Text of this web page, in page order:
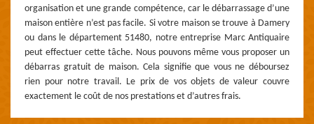
organisation et une grande compétence, car le débarrassage d’une
maison entière n’est pas facile. Si votre maison se trouve à Damery
ou dans le département 51480, notre entreprise Marc Antiquaire
peut effectuer cette tâche. Nous pouvons même vous proposer un
débarras gratuit de maison. Cela signifie que vous ne déboursez
rien pour notre travail. Le prix de vos objets de valeur couvre
exactement le coût de nos prestations et d’autres frais.